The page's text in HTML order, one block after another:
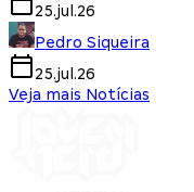
25.jul.26
Pedro Siqueira
25.jul.26
Veja mais Notícias